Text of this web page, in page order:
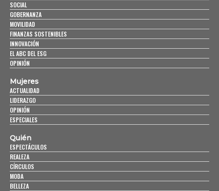
SOCIAL
GOBERNANZA
MOVILIDAD
FINANZAS SOSTENIBLES
INNOVACIÓN
EL ABC DEL ESG
OPINIÓN
Mujeres
ACTUALIDAD
LIDERAZGO
OPINIÓN
ESPECIALES
Quién
ESPECTÁCULOS
REALEZA
CÍRCULOS
MODA
BELLEZA